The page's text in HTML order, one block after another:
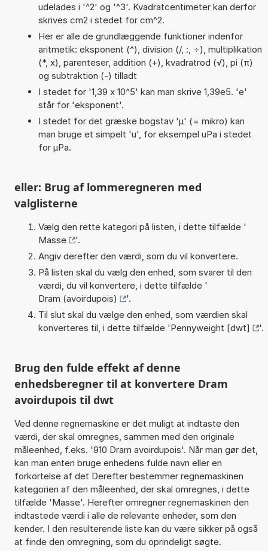
udelades i '^2' og '^3'. Kvadratcentimeter kan derfor
skrives cm2 i stedet for cm^2.
Her er alle de grundlæggende funktioner indenfor
aritmetik: eksponent (^), division (/, :, ÷), multiplikation
(*, x), parenteser, addition (+), kvadratrod (√), pi (π)
og subtraktion (-) tilladt
I stedet for '1,39 x 10^5' kan man skrive 1,39e5. 'e'
står for 'eksponent'.
I stedet for det græske bogstav 'µ' (= mikro) kan
man bruge et simpelt 'u', for eksempel uPa i stedet
for µPa.
eller: Brug af lommeregneren med
valglisterne
Vælg den rette kategori på listen, i dette tilfælde '
Masse
'.
Angiv derefter den værdi, som du vil konvertere.
På listen skal du vælg den enhed, som svarer til den
værdi, du vil konvertere, i dette tilfælde '
Dram (avoirdupois)
'.
Til slut skal du vælge den enhed, som værdien skal
konverteres til, i dette tilfælde 'Pennyweight [dwt] '.
Brug den fulde effekt af denne
enhedsberegner til at konvertere Dram
avoirdupois til dwt
Ved denne regnemaskine er det muligt at indtaste den
værdi, der skal omregnes, sammen med den originale
måleenhed, f.eks. '910 Dram avoirdupois'. Når man gør det,
kan man enten bruge enhedens fulde navn eller en
forkortelse af det Derefter bestemmer regnemaskinen
kategorien af den måleenhed, der skal omregnes, i dette
tilfælde 'Masse'. Herefter omregner regnemaskinen den
indtastede værdi i alle de relevante enheder, som den
kender. I den resulterende liste kan du være sikker på også
at finde den omregning, som du oprindeligt søgte.